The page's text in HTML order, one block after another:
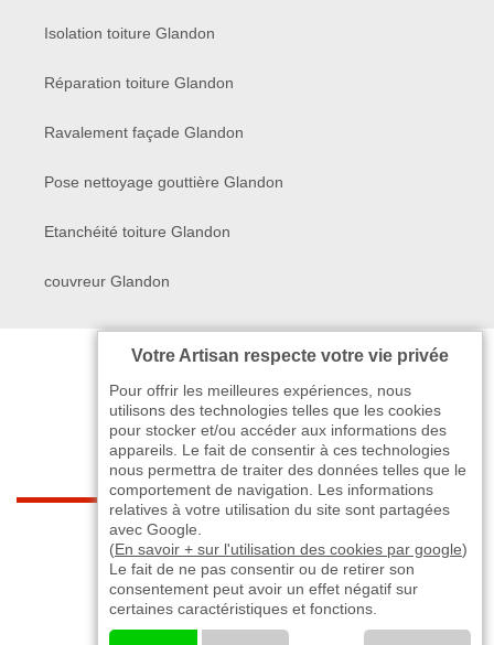
Isolation toiture Glandon
Réparation toiture Glandon
Ravalement façade Glandon
Pose nettoyage gouttière Glandon
Etanchéité toiture Glandon
couvreur Glandon
indisponible - indisponible>
©2024 - 2026 TOUT DROIT RÉSERVÉ
Votre Artisan respecte votre vie privée
Pour offrir les meilleures expériences, nous
utilisons des technologies telles que les cookies
pour stocker et/ou accéder aux informations des
appareils. Le fait de consentir à ces technologies
nous permettra de traiter des données telles que le
comportement de navigation. Les informations
relatives à votre utilisation du site sont partagées
avec Google.
(En savoir + sur l'utilisation des cookies par google)
Le fait de ne pas consentir ou de retirer son
consentement peut avoir un effet négatif sur
certaines caractéristiques et fonctions.